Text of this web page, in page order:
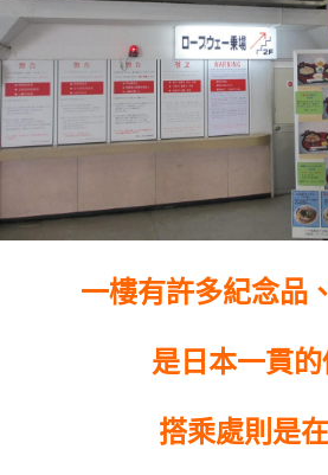
一樓有許多紀念品
是日本一貫
搭乘處則是